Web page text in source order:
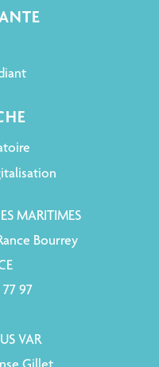
MARITIMES
Bourrey
97
VAR